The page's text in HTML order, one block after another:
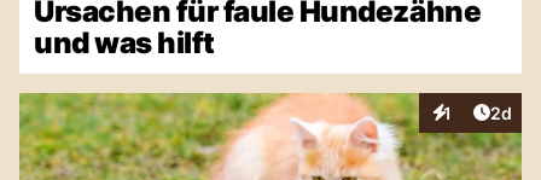
Ursachen für faule Hundezähne
und was hilft
1
Interaktionen
2d